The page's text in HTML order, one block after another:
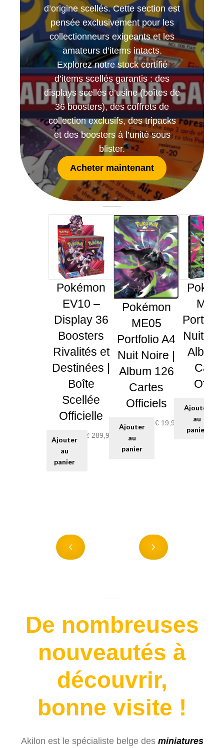
menu
enfant
Notre magasin
Ouvrir
le
menu
enfant
d’origine scellés. Cette section est
pensée exclusivement pour les
collectionneurs exigeants et les
amateurs d’items intacts.
Explorez notre stock certifié
d’items scellés garantis : des
displays scellés d’usine (boîtes de
36 boosters), des coffrets de
collection exclusifs, des tripacks
et des boosters à l’unité sous
blister.
Acheter maintenant
Pokémon
EV10 –
Display 36
Boosters
Rivalités et
Destinées |
Boîte
Scellée
Officielle
€ 289,99
Ajouter
au
panier
Pokémon
ME05
Portfolio A4
Nuit Noire |
Album 126
Cartes
Officiels
€19,99
Ajouter
au
panier
Nuit
Album
Ajouter
au
panier
De nombreuses
nouveautés à
découvrir,
bonne visite !
Akilon est le spécialiste belge des miniatures